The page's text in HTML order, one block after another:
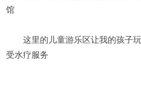
馆
这里的儿童游乐区让我的孩子玩
受水疗服务